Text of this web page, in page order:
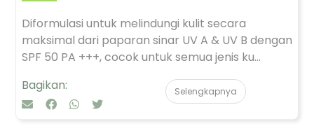
Diformulasi untuk melindungi kulit secara
maksimal dari paparan sinar UV A & UV B dengan
SPF 50 PA +++, cocok untuk semua jenis ku...
Bagikan:
Selengkapnya